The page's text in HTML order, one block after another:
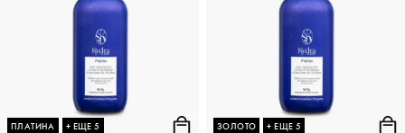
ПЛАТИНА + ЕЩЕ 5 ЗОЛОТО + ЕЩЕ 5